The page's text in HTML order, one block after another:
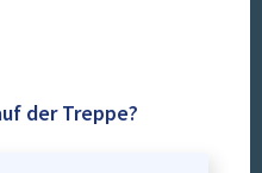
der Treppe?